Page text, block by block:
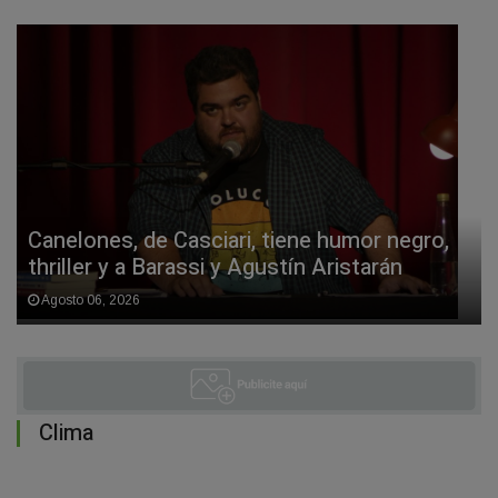
Canelones, de Casciari, tiene humor negro,
thriller y a Barassi y Agustín Aristarán
Agosto 06, 2026
Clima